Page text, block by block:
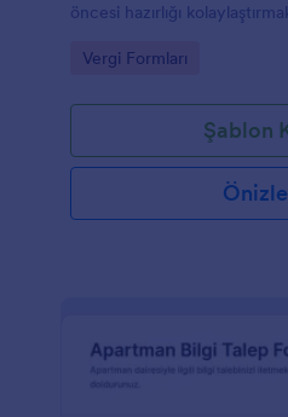
öncesi hazırlığı
Go to Category:
Vergi Formları
Şablon